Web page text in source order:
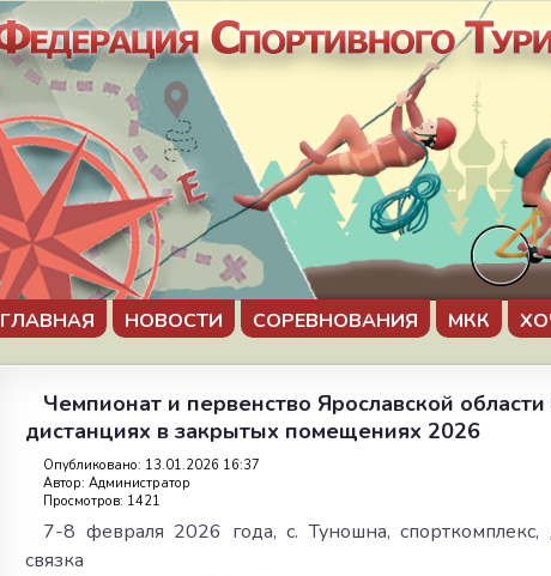
ГЛАВНАЯ НОВОСТИ СОРЕВНОВАНИЯ МКК
Чемпионат и первенство Ярославской
дистанциях в закрытых помещениях 2026
Опубликовано: 13.01.2026 16:37
Автор: Администратор
Просмотров: 1421
7-8 февраля 2026 года, с. Туношна,
связка